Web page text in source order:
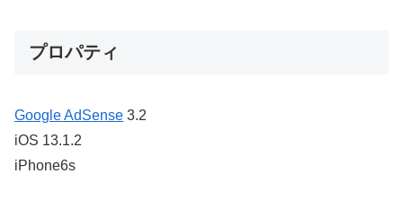
プロパティ
Google AdSense 3.2
iOS 13.1.2
iPhone6s